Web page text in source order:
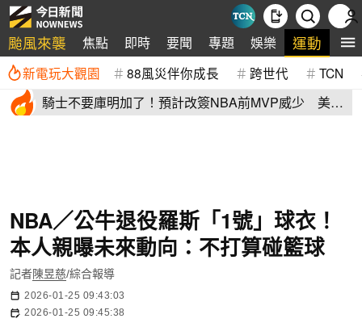
颱風來襲 焦點 即時 要聞 專題 娛樂 運動 全
新電玩大觀園 88風災伴你成長 跨世代 TCN
騎士不要庫明加了！預計改簽NBA前MVP威少 美
NBA／公牛退役羅斯「1號」球衣！
本人親曝未來動向：不打算碰籃球
記者陳昱慈/綜合報導
2026-01-25 09:43:03
2026-01-25 09:45:38